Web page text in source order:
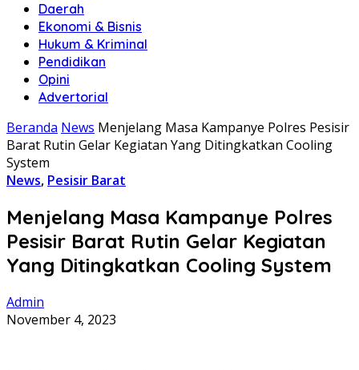
Daerah
Ekonomi & Bisnis
Hukum & Kriminal
Pendidikan
Opini
Advertorial
Beranda News Menjelang Masa Kampanye Polres Pesisir
Barat Rutin Gelar Kegiatan Yang Ditingkatkan Cooling
System
News, Pesisir Barat
Menjelang Masa Kampanye Polres
Pesisir Barat Rutin Gelar Kegiatan
Yang Ditingkatkan Cooling System
Admin
November 4, 2023